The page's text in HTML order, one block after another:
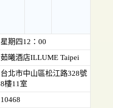
星期四12：00
茹曦酒店ILLUME Taipei
台北市中山區松江路328號
8樓11室
10468